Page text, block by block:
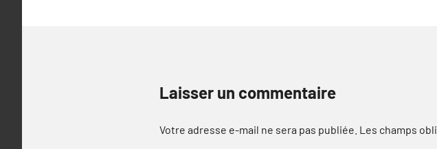
Laisser un commentaire
Votre adresse e-mail ne sera pas publiée. Les champs